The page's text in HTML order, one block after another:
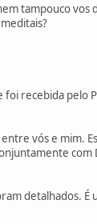
tampouco vos
recebida pelo
vós e mim.
com
detalhados.